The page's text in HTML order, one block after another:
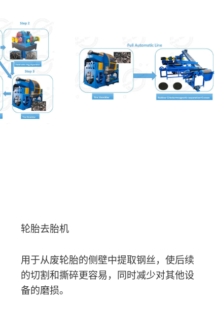
轮胎去胎机
用于从废轮胎的侧壁中提取钢丝，使后续
的切割和撕碎更容易，同时减少对其他设
备的磨损。